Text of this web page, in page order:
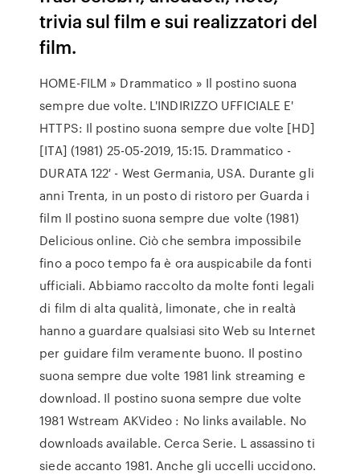
trivia sul film e sui realizzatori del
film.
HOME-FILM » Drammatico » Il postino suona
sempre due volte. L'INDIRIZZO UFFICIALE E'
HTTPS: Il postino suona sempre due volte [HD]
[ITA] (1981) 25-05-2019, 15:15. Drammatico -
DURATA 122′ - West Germania, USA. Durante gli
anni Trenta, in un posto di ristoro per Guarda i
film Il postino suona sempre due volte (1981)
Delicious online. Ciò che sembra impossibile
fino a poco tempo fa è ora auspicabile da fonti
ufficiali. Abbiamo raccolto da molte fonti legali
di film di alta qualità, limonate, che in realtà
hanno a guardare qualsiasi sito Web su Internet
per guidare film veramente buono. Il postino
suona sempre due volte 1981 link streaming e
download. Il postino suona sempre due volte
1981 Wstream AKVideo : No links available. No
downloads available. Cerca Serie. L assassino ti
siede accanto 1981. Anche gli uccelli uccidono.